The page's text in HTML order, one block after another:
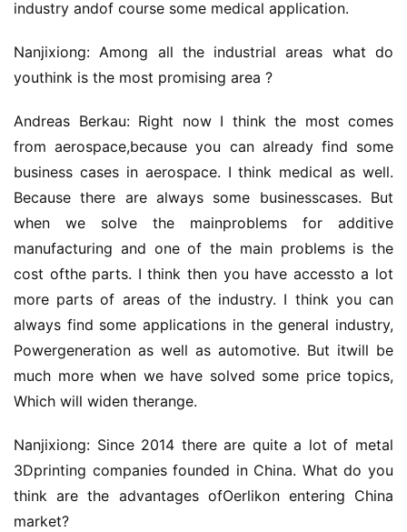
短
频
讯
分
享
常
问
题
联
络
industry andof course some medical application.
Nanjixiong: Among all the industrial areas what do
youthink is the most promising area ?
Andreas Berkau: Right now I think the most comes
from aerospace,because you can already find some
business cases in aerospace. I think medical as well.
Because there are always some businesscases. But
when we solve the mainproblems for additive
manufacturing and one of the main problems is the
cost ofthe parts. I think then you have accessto a lot
more parts of areas of the industry. I think you can
always find some applications in the general industry,
Powergeneration as well as automotive. But itwill be
much more when we have solved some price topics,
Which will widen therange.
Nanjixiong: Since 2014 there are quite a lot of metal
3Dprinting companies founded in China. What do you
think are the advantages ofOerlikon entering China
market?